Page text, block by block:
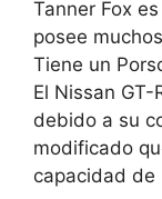
Tanner Fox
posee
Tiene un
El Nissan
debido a su
modificado
capacidad de